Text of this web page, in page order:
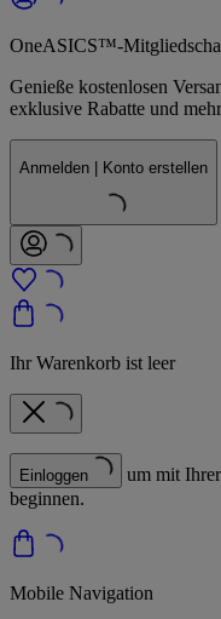
OneASICS™-
Genieße kostenlosen
exklusive Rabatte und
Anmelden | Konto erstellen
Ihr Warenkorb ist leer
Einloggen
um mit
beginnen.
Mobile Navigation